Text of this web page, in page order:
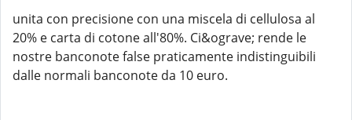
unita con precisione con una miscela di cellulosa al
20% e carta di cotone all'80%. Ci&ograve; rende le
nostre banconote false praticamente indistinguibili
dalle normali banconote da 10 euro.